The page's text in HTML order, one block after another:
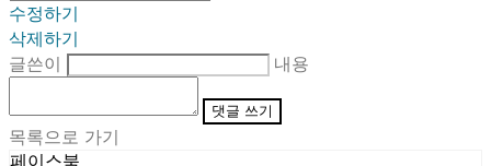
수정하기
삭제하기
글쓴이
내용
댓글 쓰기
목록으로 가기
페이스북